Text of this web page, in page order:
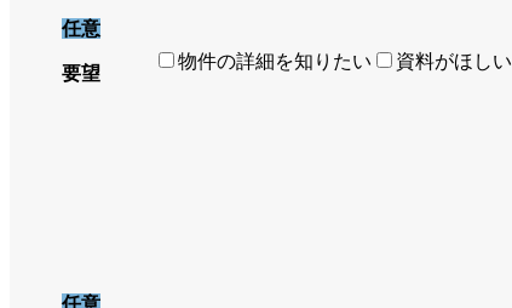
任意
要望
物件の詳細を知りたい 資料がほしい